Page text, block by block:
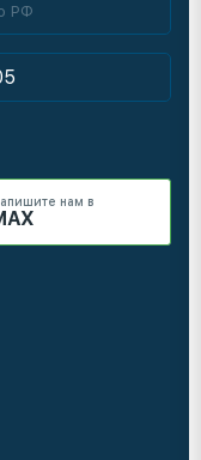
РФ
нам в